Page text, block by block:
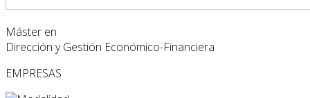
Máster en
Dirección y Gestión Económico-Financiera
EMPRESAS